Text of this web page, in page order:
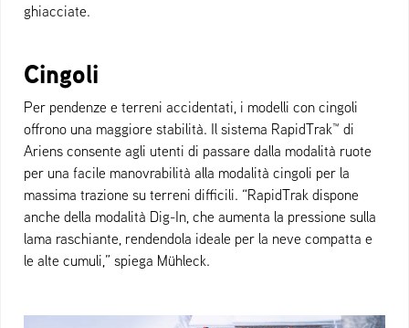
ghiacciate.
Cingoli
Per pendenze e terreni accidentati, i modelli con cingoli
offrono una maggiore stabilità. Il sistema RapidTrak™ di
Ariens consente agli utenti di passare dalla modalità ruote
per una facile manovrabilità alla modalità cingoli per la
massima trazione su terreni difficili. “RapidTrak dispone
anche della modalità Dig-In, che aumenta la pressione sulla
lama raschiante, rendendola ideale per la neve compatta e
le alte cumuli,” spiega Mühleck.